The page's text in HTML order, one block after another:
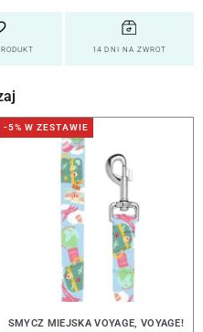
14 DNI NA ZWROT
-5% W ZESTAWIE
SMYCZ MIEJSKA VOYAGE, VOYAGE!